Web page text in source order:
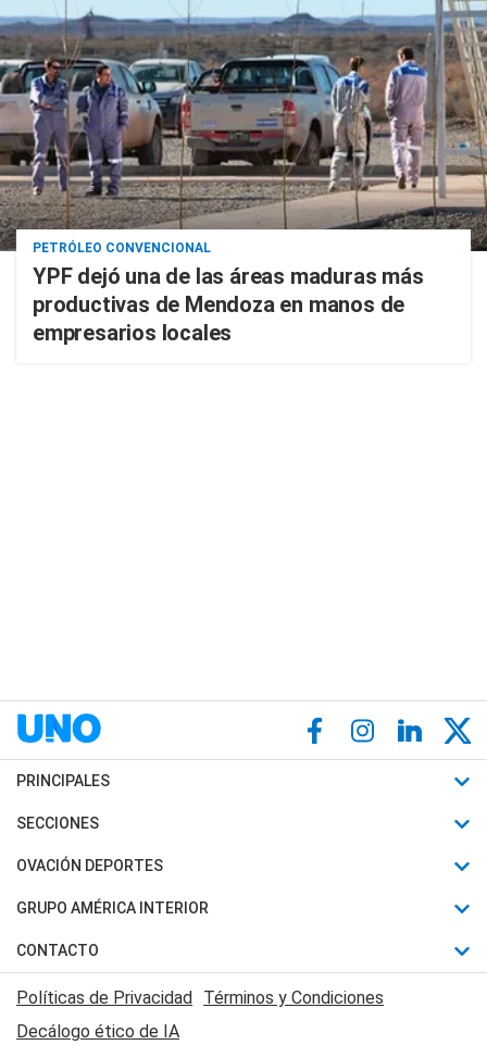
PETRÓLEO CONVENCIONAL
YPF dejó una de las áreas maduras más
productivas de Mendoza en manos de
empresarios locales
PRINCIPALES
Últimas Noticias
Política
Judiciales
Economia
SECCIONES
Horóscopo
Motores
Trucos caseros
Series y Películas
Edictos y Solicitadas
OVACIÓN DEPORTES
Fútbol
Mundial
Automovilismo
Rugby
GRUPO AMÉRICA INTERIOR
Canal 7 en Vivo
CONTACTO
Acerca de Nosotros
Contactanos
Políticas de Privacidad Términos y Condiciones
Decálogo ético de IA